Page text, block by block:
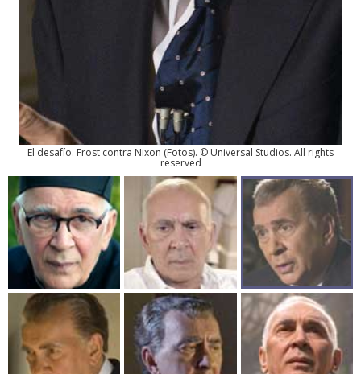
El desafío. Frost contra Nixon (Fotos). © Universal Studios. All rights
reserved